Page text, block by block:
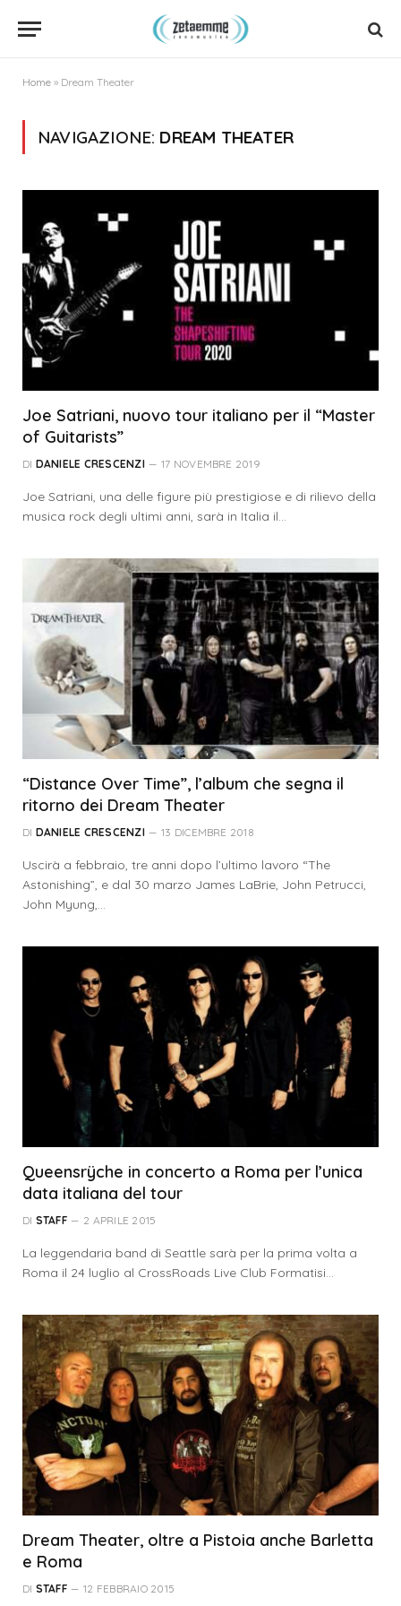
Home » Dream Theater
NAVIGAZIONE: DREAM THEATER
Joe Satriani, nuovo tour italiano per il “Master
of Guitarists”
DI DANIELE CRESCENZI 17 NOVEMBRE 2019
Joe Satriani, una delle figure più prestigiose e di rilievo della
musica rock degli ultimi anni, sarà in Italia il…
“Distance Over Time”, l’album che segna il
ritorno dei Dream Theater
DI DANIELE CRESCENZI 13 DICEMBRE 2018
Uscirà a febbraio, tre anni dopo l’ultimo lavoro “The
Astonishing”, e dal 30 marzo James LaBrie, John Petrucci,
John Myung,…
Queensrÿche in concerto a Roma per l’unica
data italiana del tour
DI STAFF 2 APRILE 2015
La leggendaria band di Seattle sarà per la prima volta a
Roma il 24 luglio al CrossRoads Live Club Formatisi…
Dream Theater, oltre a Pistoia anche Barletta
e Roma
DI STAFF 12 FEBBRAIO 2015